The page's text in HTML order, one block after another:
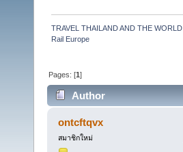
TRAVEL THAILAND AND THE WORLD
Rail Europe
Pages: [1]
Author
ontcftqvx
สมาชิกใหม่